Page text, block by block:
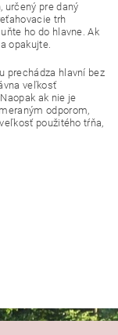
určený pre daný
trh
ho do hlavne. Ak
opakujte.
prechádza hlavní bez
veľkosť
ak nie je
odporom,
použitého tŕňa,